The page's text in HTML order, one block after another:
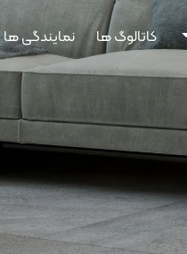
کاتالوگ ها نمایندگی ها